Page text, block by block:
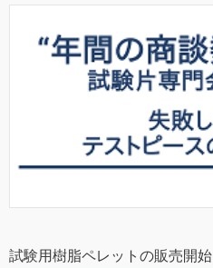
試験用樹脂ペレットの販売開始